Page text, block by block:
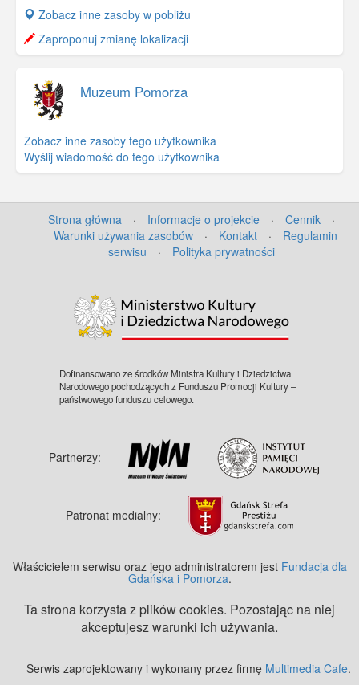
+
−
Zobacz inne zasoby w pobliżu
Zaproponuj zmianę lokalizacji
Muzeum Pomorza
Zobacz inne zasoby tego użytkownika
Wyślij wiadomość do tego użytkownika
Strona główna · Informacje o projekcie · Cennik
·
Warunki używania zasobów
· Kontakt ·
Regulamin
serwisu
· Polityka prywatności
Dofinansowano ze środków Ministra Kultury i Dziedzictwa
Narodowego pochodzących z Funduszu Promocji Kultury –
państwowego funduszu celowego.
Partnerzy:
Patronat medialny:
Właścicielem serwisu oraz jego administratorem jest Fundacja dla
Gdańska i Pomorza.
Ta strona korzysta z plików cookies. Pozostając na niej
akceptujesz warunki ich używania.
Serwis zaprojektowany i wykonany przez firmę Multimedia Cafe.